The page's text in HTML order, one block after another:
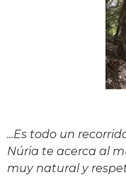
...Es todo un
Núria te acerca al
muy natural y